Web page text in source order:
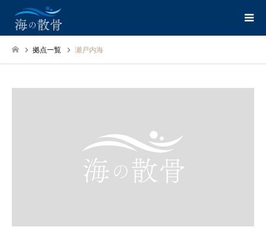
拠点一覧 瀬戸内海